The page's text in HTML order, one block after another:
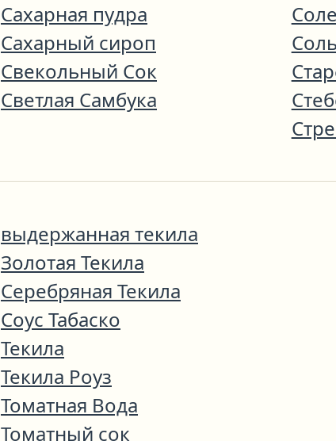
Сахарная пудра
Сахарный сироп
Свекольный Сок
Светлая Самбука
Соль
выдержанная текила
Золотая Текила
Серебряная Текила
Соус Табаско
Текила
Текила Роуз
Томатная Вода
Томатный сок